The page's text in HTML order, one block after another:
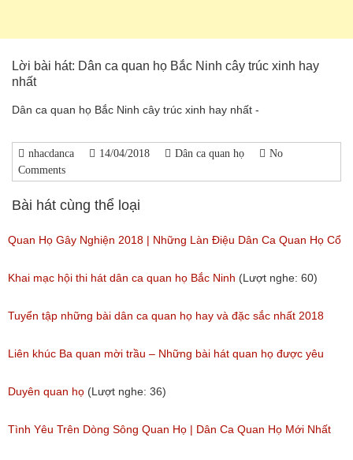
Lời bài hát: Dân ca quan họ Bắc Ninh cây trúc xinh hay
nhất
Dân ca quan họ Bắc Ninh cây trúc xinh hay nhất -
nhacdanca 14/04/2018 Dân ca quan họ
No
Comments
Bài hát cùng thể loại
Quan Họ Gây Nghiện 2018 | Những Làn Điệu Dân Ca Quan Họ Cổ
Bắc Ninh Hay Ngây Ngất
(Lượt nghe: 84)
Khai mạc hội thi hát dân ca quan họ Bắc Ninh (Lượt nghe: 60)
Tuyển tập những bài dân ca quan họ hay và đặc sắc nhất 2018
(Lượt nghe: 60)
Liên khúc Ba quan mời trầu – Những bài hát quan họ được yêu
thích nhất hiện nay
(Lượt nghe: 173)
Duyên quan họ (Lượt nghe: 36)
Tình Yêu Trên Dòng Sông Quan Họ | Dân Ca Quan Họ Mới Nhất